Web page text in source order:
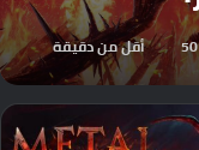
50 أقل من دقيقة